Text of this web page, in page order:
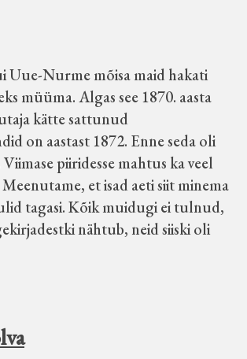
Uue-Nurme mõisa maid hakati
müüma. Algas see 1870. aasta
kätte sattunud
on aastast 1872. Enne seda oli
piiridesse mahtus ka veel
et isad aeti siit minema
tagasi. Kõik muidugi ei tulnud,
nähtub, neid siiski oli